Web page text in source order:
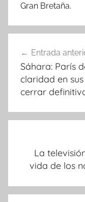
Gran Bretaña.
de
entradas
Entrada
Sáhara: París
claridad en
cerrar
La
vida de los